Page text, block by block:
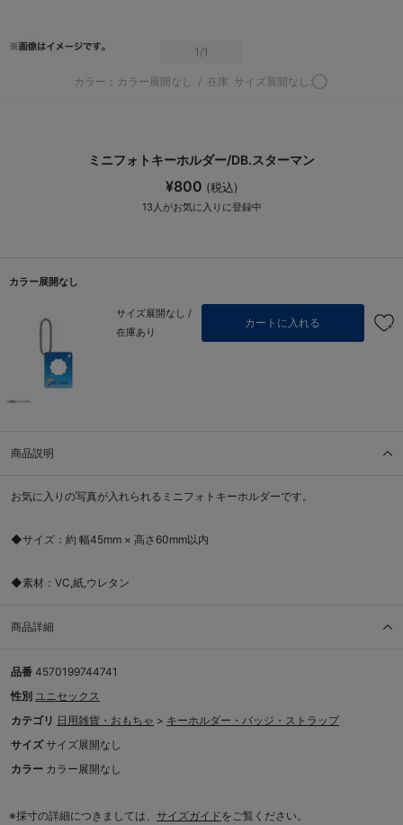
1 /1
カラー：カラー展開なし / 在庫 サイズ展開なし:◯
ミニフォトキーホルダー/DB.スターマン
¥800 (税込)
13 人がお気に入りに登録中
カラー展開なし
サイズ展開なし /
在庫あり
カートに入れる
商品説明
お気に入りの写真が入れられるミニフォトキーホルダーです。
◆サイズ：約 幅45mm × 高さ60mm以内
◆素材：VC,紙,ウレタン
商品詳細
品番 4570199744741
性別 ユニセックス
カテゴリ 日用雑貨・おもちゃ > キーホルダー・バッジ・ストラップ
サイズ サイズ展開なし
カラー カラー展開なし
※採寸の詳細につきましては、 サイズガイドをご覧ください。